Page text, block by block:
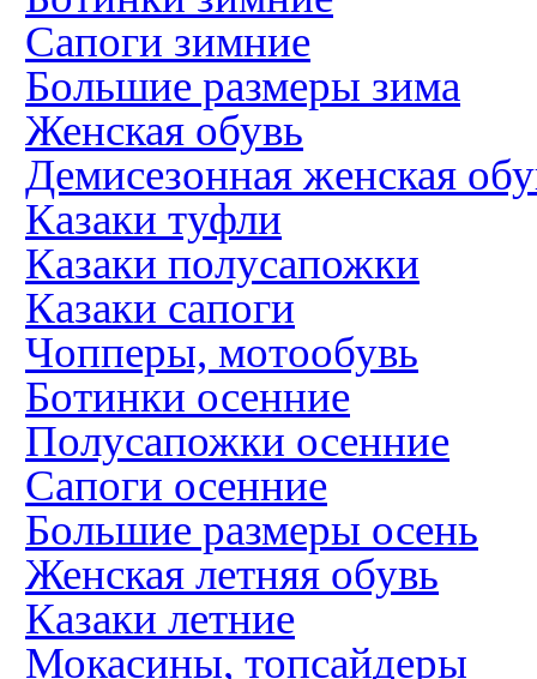
Сапоги зимние
Большие размеры зима
Женская обувь
Демисезонная женская
Казаки туфли
Казаки полусапожки
Казаки сапоги
Чопперы, мотообувь
Ботинки осенние
Полусапожки осенние
Сапоги осенние
Большие размеры осень
Женская летняя обувь
Казаки летние
Мокасины, топсайдеры